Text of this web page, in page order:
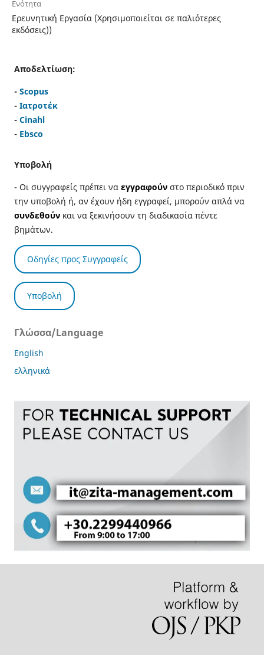
Ενότητα
Ερευνητική Εργασία (Χρησιμοποιείται σε παλιότερες
εκδόσεις))
Αποδελτίωση:
- Scopus
- Ιατροτέκ
- Cinahl
- Ebsco
Υποβολή
- Οι συγγραφείς πρέπει να εγγραφούν στο περιοδικό πριν
την υποβολή ή, αν έχουν ήδη εγγραφεί, μπορούν απλά να
συνδεθούνκαι να ξεκινήσουν τη διαδικασία πέντε
βημάτων.
Οδηγίες προς Συγγραφείς
Υποβολή
Γλώσσα/Language
English
ελληνικά